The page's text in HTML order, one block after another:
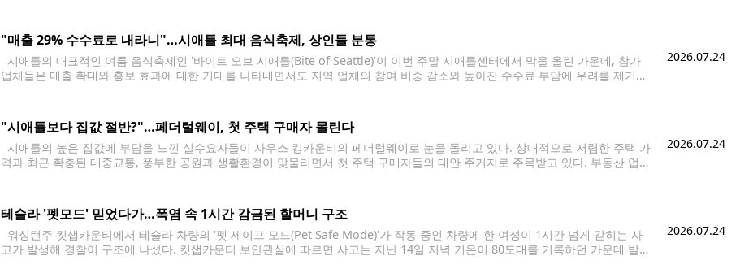
"매출 29% 수수료로 내라니"…시애틀 최대 음식축제, 상인들 분통
시애틀의 대표적인 여름 음식축제인 '바이트 오브 시애틀(Bite of Seattle)'이 이번 주말 시애틀센터에서 막을 올린 가운데, 참가
업체들은 매출 확대와 홍보 효과에 대한 기대를 나타내면서도 지역 업체의 참여 비중 감소와 높아진 수수료 부담에 우려를 제기했
2026.07.24
"시애틀보다 집값 절반?"…페더럴웨이, 첫 주택 구매자 몰린다
시애틀의 높은 집값에 부담을 느낀 실수요자들이 사우스 킹카운티의 페더럴웨이로 눈을 돌리고 있다. 상대적으로 저렴한 주택 가
격과 최근 확충된 대중교통, 풍부한 공원과 생활환경이 맞물리면서 첫 주택 구매자들의 대안 주거지로 주목받고 있다. 부동산 업계
2026.07.24
테슬라 '펫모드' 믿었다가…폭염 속 1시간 감금된 할머니 구조
워싱턴주 킷샙카운티에서 테슬라 차량의 '펫 세이프 모드(Pet Safe Mode)'가 작동 중인 차량에 한 여성이 1시간 넘게 갇히는 사
고가 발생해 경찰이 구조에 나섰다. 킷샙카운티 보안관실에 따르면 사고는 지난 14일 저녁 기온이 80도대를 기록하던 가운데 발생
2026.07.24